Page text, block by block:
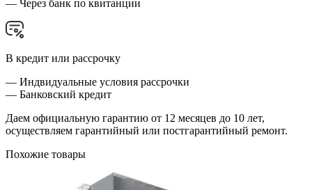
— Через банк по квитанции
В кредит или рассрочку
— Индвидуальные условия рассрочки
— Банковский кредит
Даем официальную гарантию от 12 месяцев до 10 лет,
осуществляем гарантийный или постгарантийный ремонт.
Похожие товары